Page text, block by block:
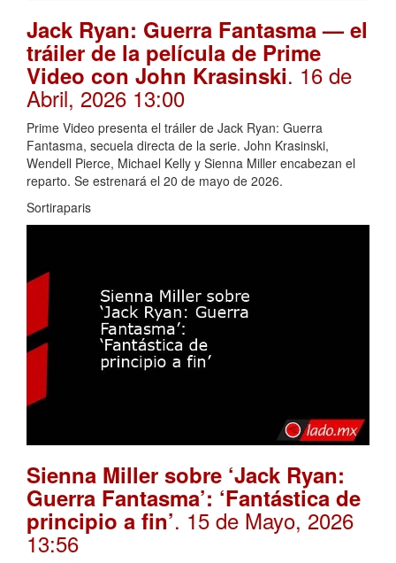
Jack Ryan: Guerra Fantasma — el
tráiler de la película de Prime
Video con John Krasinski. 16 de
Abril, 2026 13:00
Prime Video presenta el tráiler de Jack Ryan: Guerra
Fantasma, secuela directa de la serie. John Krasinski,
Wendell Pierce, Michael Kelly y Sienna Miller encabezan el
reparto. Se estrenará el 20 de mayo de 2026.
Sortiraparis
Sienna Miller sobre ‘Jack Ryan:
Guerra Fantasma’: ‘Fantástica de
principio a fin’. 15 de Mayo, 2026
13:56